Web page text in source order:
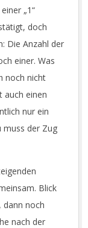
„1“
doch
Die Anzahl der
einer. Was
noch nicht
auch einen
nur ein
der Zug
Blick
dann noch
nach der